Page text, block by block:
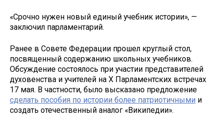
«Срочно нужен новый единый учебник истории», —
заключил парламентарий.
Ранее в Совете Федерации прошел круглый стол,
посвященный содержанию школьных учебников.
Обсуждение состоялось при участии представителей
духовенства и учителей на X Парламентских встречах
17 мая. В частности, было высказано предложение
сделать пособия по истории более патриотичными и
создать отечественный аналог «Википедии».